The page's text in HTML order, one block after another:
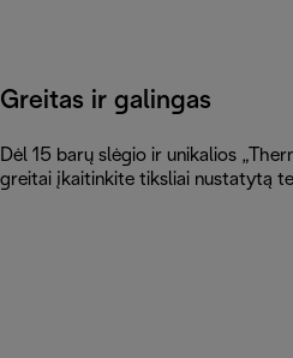
Greitas ir galingas
Dėl 15 barų slėgio ir unikalios
greitai įkaitinkite tiksliai nustatytą